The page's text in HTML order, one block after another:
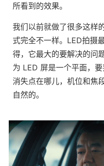
所看到的效果。
我们以前就做了很多这样
式完全不一样。LED拍摄
得，它最大的要解决的问
为 LED 屏是一个平面，
消失点在哪儿，机位和焦
自然的。